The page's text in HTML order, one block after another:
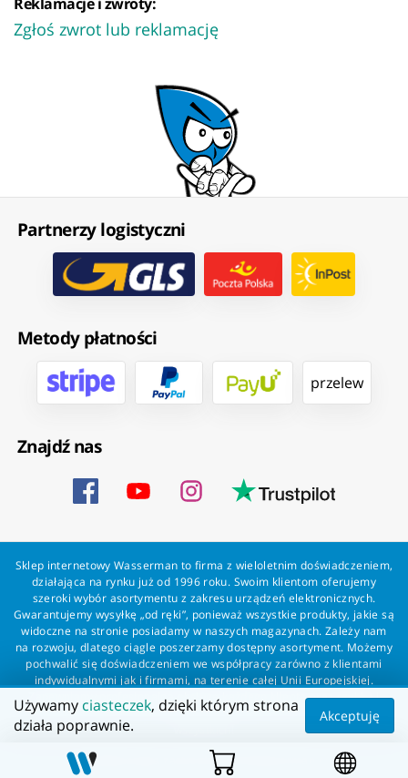
Zgłoś zwrot lub reklamację
Partnerzy logistyczni
Metody płatności
przelew
Znajdź nas
Sklep internetowy Wasserman to firma z wieloletnim doświadczeniem,
działająca na rynku już od 1996 roku. Swoim klientom oferujemy
szeroki wybór asortymentu z zakresu urządzeń elektronicznych.
Gwarantujemy wysyłkę „od ręki”, ponieważ wszystkie produkty, jakie są
widoczne na stronie posiadamy w naszych magazynach. Zależy nam
na rozwoju, dlatego ciągle poszerzamy dostępny asortyment. Możemy
pochwalić się doświadczeniem we współpracy zarówno z klientami
indywidualnymi jak i firmami, na terenie całej Unii Europejskiej.
Zapewniamy profesjonalną obsługę każdego klienta oraz szybką i
bezproblemową realizację zamówień. Wasserman - wszystko dla
Wszelkie prawa zastrzeżone dla Wasserman.eu
Używamy ciasteczek, dzięki którym strona
działa poprawnie.
Akceptuję